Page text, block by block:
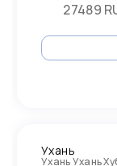
27489
Ухань
Ухань Ухань